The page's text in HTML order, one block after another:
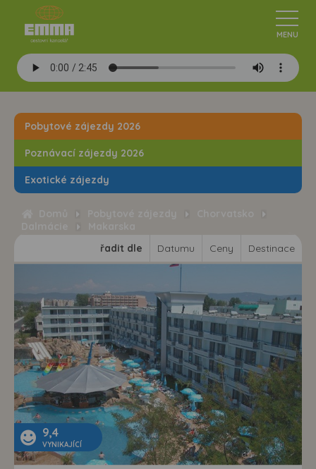
Pobytové zájezdy 2026
Poznávací zájezdy 2026
Exotické zájezdy
řadit dle
Datumu Ceny Destinace
9,4
VYNIKAJÍCÍ